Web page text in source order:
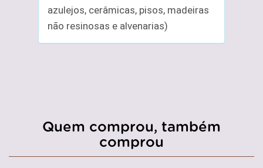
azulejos, cerâmicas, pisos, madeiras
não resinosas e alvenarias)
Quem comprou, também
comprou